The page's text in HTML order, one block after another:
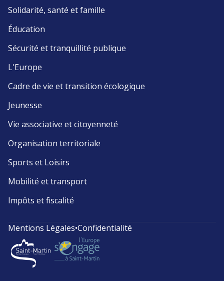
Solidarité, santé et famille
Éducation
Sécurité et tranquillité publique
L'Europe
Cadre de vie et transition écologique
Jeunesse
Vie associative et citoyenneté
Organisation territoriale
Sports et Loisirs
Mobilité et transport
Impôts et fiscalité
Mentions Légales•Confidentialité